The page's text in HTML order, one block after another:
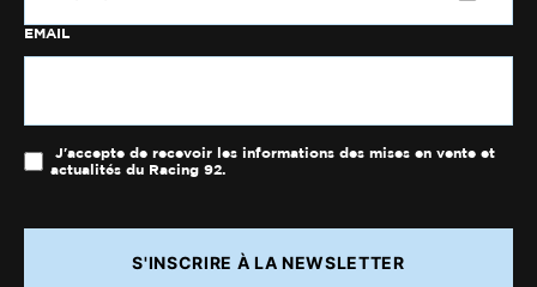
EMAIL
J'accepte de recevoir les informations des mises en vente et
actualités du Racing 92.
S'INSCRIRE À LA NEWSLETTER